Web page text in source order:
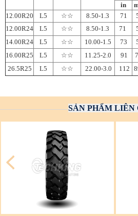
in
12.00R20
L5 ☆☆ 8.50-1.3 71
12.00R24
L5 ☆☆ 8.50-1.3 71
14.00R24
L5 ☆☆ 10.00-1.5 73
16.00R25
L5 ☆☆ 11.25-2.0 91
26.5R25
L5 ☆☆ 22.00-3.0 112
SẢN PHẨM LIÊN